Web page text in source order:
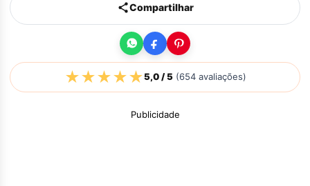
Compartilhar
★★★★★5,0/ 5(654avaliações)
Publicidade